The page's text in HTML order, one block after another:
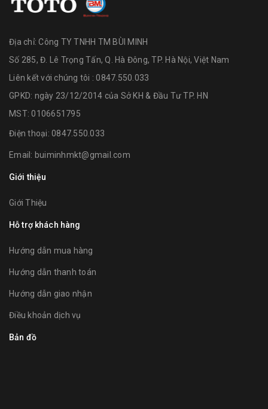
Địa chỉ:Công TY TNHH TM BÙI MINH
Số 285, Đ. Lê Trọng Tấn, Q. Hà Đông, TP. Hà Nội, Việt Nam
Liên kết với chúng tôi : 0847.550.033
GPKD: ngày 23/12/2014 của Sở KH & Đầu Tư TP. HN
MST: 0106651795
Điện thoại: 0847.550.033
Email: buiminhmkt@gmail.com
Giới thiệu
Giới Thiệu
Hỗ trợ khách hàng
Hướng dẫn mua hàng
Hướng dẫn thanh toán
Hướng dẫn giao nhận
Điều khoản dịch vụ
Bản đồ